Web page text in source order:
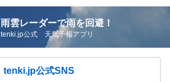
雨雲レーダーで雨を回避！
tenki.jp公式 天気予報アプリ
tenki.jp公式SNS